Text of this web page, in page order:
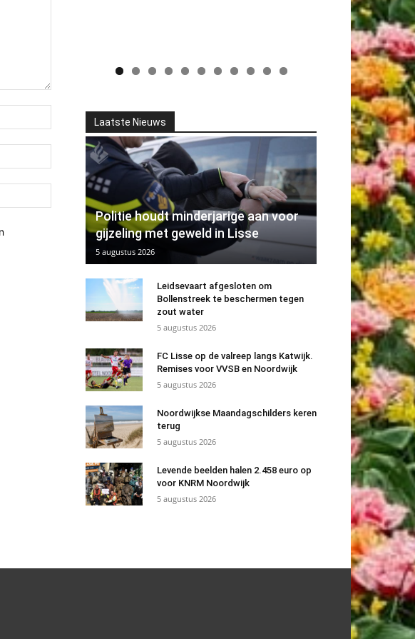
Laatste Nieuws
Politie houdt minderjarige aan voor
gijzeling met geweld in Lisse
5 augustus 2026
Leidsevaart afgesloten om
Bollenstreek te beschermen tegen
zout water
5 augustus 2026
FC Lisse op de valreep langs Katwijk.
Remises voor VVSB en Noordwijk
5 augustus 2026
Noordwijkse Maandagschilders keren
terug
5 augustus 2026
Levende beelden halen 2.458 euro op
voor KNRM Noordwijk
5 augustus 2026